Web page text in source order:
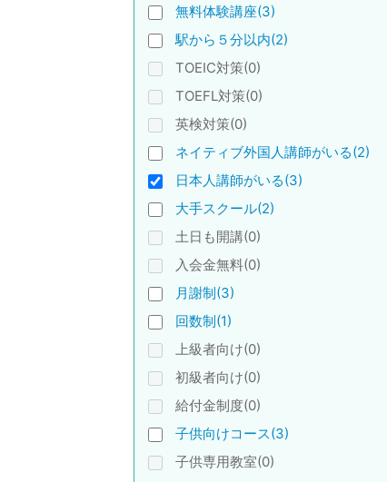
無料体験講座(3)
駅から５分以内(2)
TOEIC対策(0)
TOEFL対策(0)
英検対策(0)
ネイティブ外国人講師がいる(2)
日本人講師がいる(3)
大手スクール(2)
土日も開講(0)
入会金無料(0)
月謝制(3)
回数制(1)
上級者向け(0)
初級者向け(0)
給付金制度(0)
子供向けコース(3)
子供専用教室(0)